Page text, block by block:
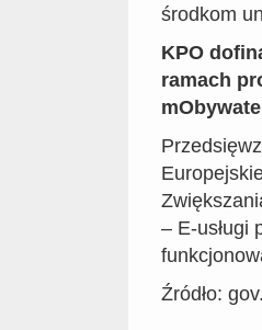
środkom
KPO
ramach
– E-usługi
Źródło: